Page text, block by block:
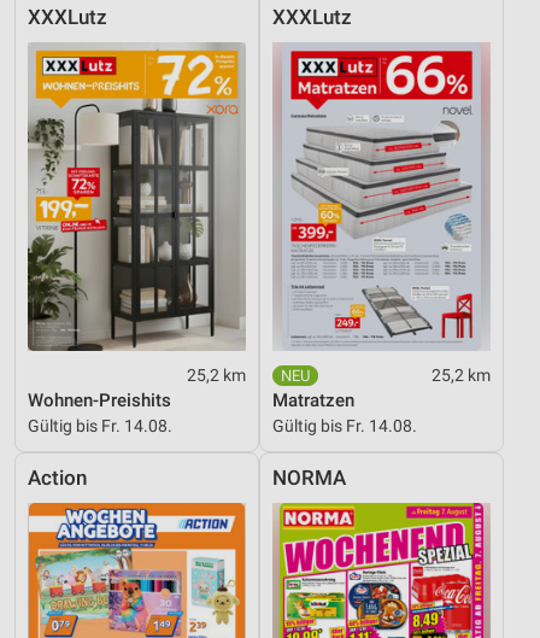
XXXLutz
25,2 km
Wohnen-Preishits
Gültig bis Fr. 14.08.
XXXLutz
25,2 km
Matratzen
Gültig bis Fr. 14.08.
Action NORMA
Verwendung reduzierter Daten zur Auswahl von
Inhalten
IAB-Besonderheiten:
Verwendung genauer Standortdaten
Geräte anhand von aktiv angeforderten
Informationen identifizieren
Nicht-IAB-Verarbeitungszwecke:
Notwendig
Performance
Werbung